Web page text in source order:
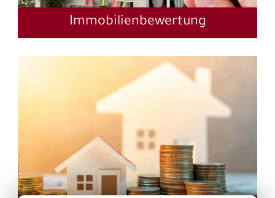
Immobilienbewertung